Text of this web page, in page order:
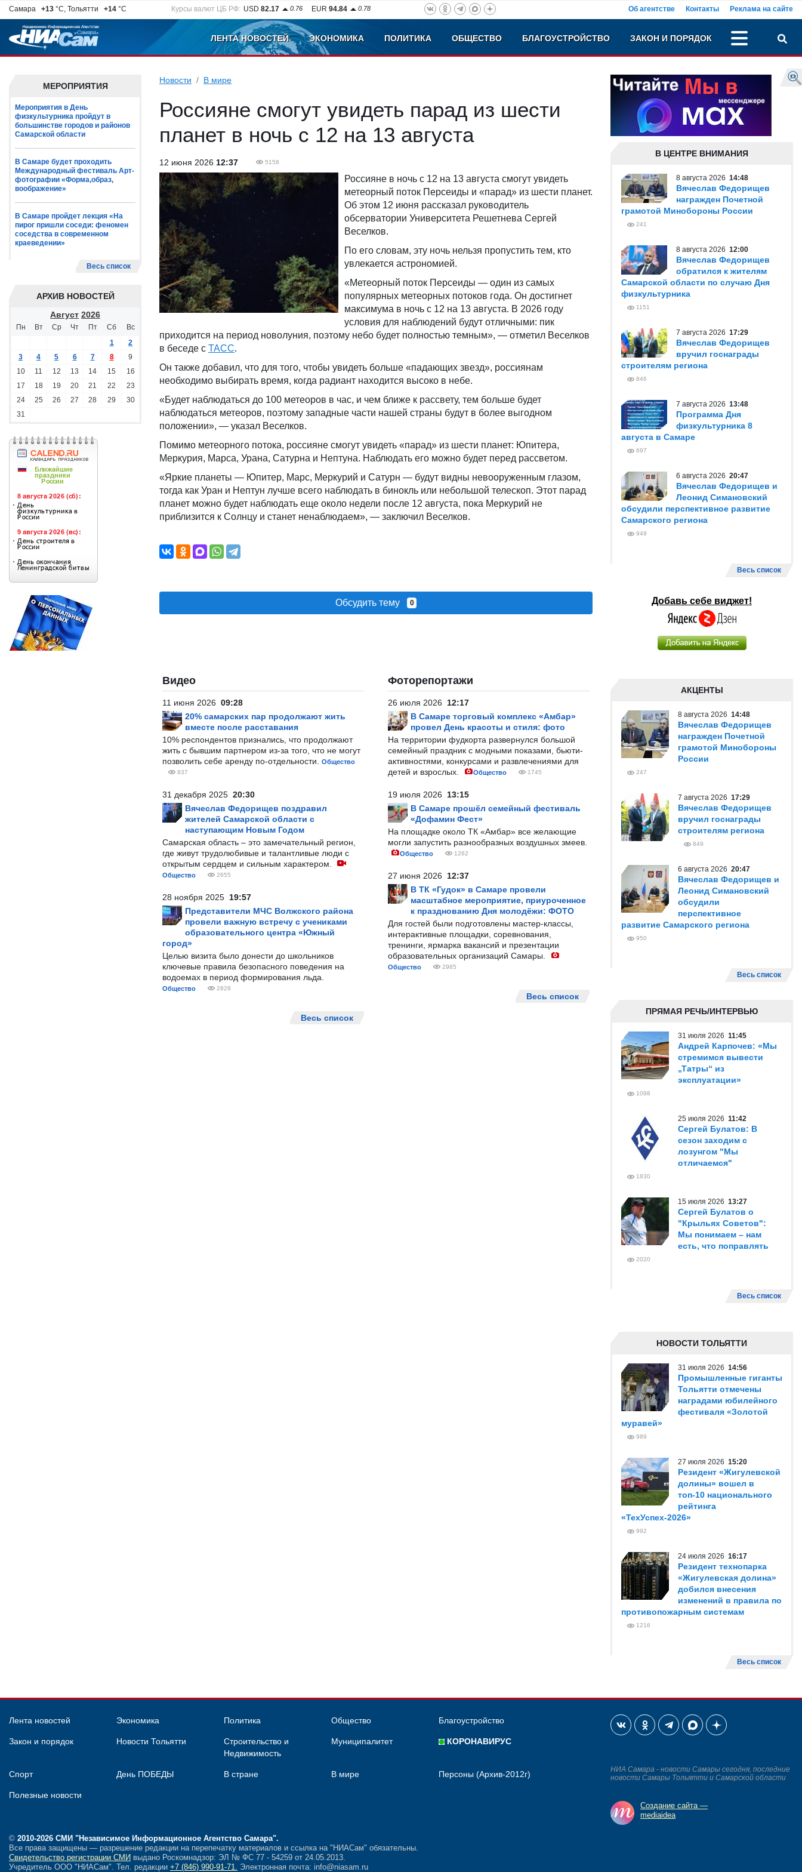
Самара +13 °C, Тольятти +14 °C Курсы валют ЦБ РФ: USD 82.17 0.76 EUR 94.84 0.78 Об агентстве Контакты Реклама на сайте
ЛЕНТА НОВОСТЕЙ ЭКОНОМИКА ПОЛИТИКА ОБЩЕСТВО БЛАГОУСТРОЙСТВО ЗАКОН И ПОРЯДОК
МЕРОПРИЯТИЯ
Мероприятия в День
физкультурника пройдут в
большинстве городов и районов
Самарской области
В Самаре будет проходить
Международный фестиваль Арт-
фотографии «Форма,образ,
воображение»
В Самаре пройдет лекция «На
пирог пришли соседи: феномен
соседства в современном
краеведении»
Весь список
АРХИВ НОВОСТЕЙ
Август 2026
Пн Вт Ср Чт Пт Сб
Вс
1
2
3
4 5 6 7 8
9
10
11 12 13 14 15
16
17
18 19 20 21 22
23
24
25 26 27 28 29
30
31
Новости В мире
Россияне смогут увидеть парад из шести
планет в ночь с 12 на 13 августа
12 июня 2026 12:37 5158
Россияне в ночь с 12 на 13 августа смогут увидеть
метеорный поток Персеиды и «парад» из шести планет.
Об этом 12 июня рассказал руководитель
обсерватории Университета Решетнева Сергей
Веселков.
По его словам, эту ночь нельзя пропустить тем, кто
увлекается астрономией.
«Метеорный поток Персеиды — один из самых
популярных метеорных потоков года. Он достигнет
максимума в ночь с 12 на 13 августа. В 2026 году
условия для наблюдений будут отличными: пик
приходится на период новолуния, поэтому небо будет полностью темным», — отметил Веселков
в беседе с ТАСС.
Он также добавил, что для того, чтобы увидеть больше «падающих звезд», россиянам
необходимо выбирать время, когда радиант находится высоко в небе.
«Будет наблюдаться до 100 метеоров в час, и чем ближе к рассвету, тем больше будет
наблюдаться метеоров, поэтому западные части нашей страны будут в более выгодном
положении», — указал Веселков.
Помимо метеорного потока, россияне смогут увидеть «парад» из шести планет: Юпитера,
Меркурия, Марса, Урана, Сатурна и Нептуна. Наблюдать его можно будет перед рассветом.
«Яркие планеты — Юпитер, Марс, Меркурий и Сатурн — будут видны невооруженным глазом,
тогда как Уран и Нептун лучше всего наблюдать в бинокль или небольшой телескоп. Этот парад
планет можно будет наблюдать еще около недели после 12 августа, пока Меркурий не
приблизится к Солнцу и станет ненаблюдаем», — заключил Веселков.
Обсудить тему 0
Видео
11 июня 2026 09:28
20% самарских пар продолжают жить
вместе после расставания
10% респондентов признались, что продолжают
жить с бывшим партнером из-за того, что не могут
позволить себе аренду по-отдельности.
Общество
837
31 декабря 2025 20:30
Вячеслав Федорищев поздравил
жителей Самарской области с
наступающим Новым Годом
Самарская область – это замечательный регион,
где живут трудолюбивые и талантливые люди с
открытым сердцем и сильным характером.
Общество 2655
28 ноября 2025 19:57
Представители МЧС Волжского района
провели важную встречу с учениками
образовательного центра «Южный
город»
Целью визита было донести до школьников
ключевые правила безопасного поведения на
водоемах в период формирования льда.
Общество 2828
Весь список
Фоторепортажи
26 июля 2026 12:17
В Самаре торговый комплекс «Амбар»
провел День красоты и стиля: фото
На территории фудкорта развернулся большой
семейный праздник с модными показами, бьюти-
активностями, конкурсами и развлечениями для
детей и взрослых.
Общество 1745
19 июля 2026 13:15
В Самаре прошёл семейный фестиваль
«Дофамин Фест»
На площадке около ТК «Амбар» все желающие
могли запустить разнообразных воздушных змеев.
Общество 1262
27 июня 2026 12:37
В ТК «Гудок» в Самаре провели
масштабное мероприятие, приуроченное
к празднованию Дня молодёжи: ФОТО
Для гостей были подготовлены мастер-классы,
интерактивные площадки, соревнования,
тренинги, ярмарка вакансий и презентации
образовательных организаций Самары.
Общество 2985
Весь список
В ЦЕНТРЕ ВНИМАНИЯ
8 августа 2026 14:48
Вячеслав Федорищев
награжден Почетной
грамотой Минобороны России
241
8 августа 2026 12:00
Вячеслав Федорищев
обратился к жителям
Самарской области по случаю Дня
физкультурника
1151
7 августа 2026 17:29
Вячеслав Федорищев
вручил госнаграды
строителям региона
846
7 августа 2026 13:48
Программа Дня
физкультурника 8
августа в Самаре
697
6 августа 2026 20:47
Вячеслав Федорищев и
Леонид Симановский
обсудили перспективное развитие
Самарского региона
949
Весь список
Добавь себе виджет!
АКЦЕНТЫ
8 августа 2026 14:48
Вячеслав Федорищев
награжден Почетной
грамотой Минобороны
России
247
7 августа 2026 17:29
Вячеслав Федорищев
вручил госнаграды
строителям региона
849
6 августа 2026 20:47
Вячеслав Федорищев и
Леонид Симановский
обсудили
перспективное
развитие Самарского региона
950
Весь список
ПРЯМАЯ РЕЧЬ/ИНТЕРВЬЮ
31 июля 2026 11:45
Андрей Карпочев: «Мы
стремимся вывести
„Татры“ из
эксплуатации»
1098
25 июля 2026 11:42
Сергей Булатов: В
сезон заходим с
лозунгом "Мы
отличаемся"
1830
15 июля 2026 13:27
Сергей Булатов о
"Крыльях Советов":
Мы понимаем – нам
есть, что поправлять
2020
Весь список
НОВОСТИ ТОЛЬЯТТИ
31 июля 2026 14:56
Промышленные гиганты
Тольятти отмечены
наградами юбилейного
фестиваля «Золотой
муравей»
989
27 июля 2026 15:20
Резидент «Жигулевской
долины» вошел в
топ-10 национального
рейтинга
«ТехУспех-2026»
992
24 июля 2026 16:17
Резидент технопарка
«Жигулевская долина»
добился внесения
изменений в правила по
противопожарным системам
1216
Весь список
Лента новостей Экономика Политика Общество Благоустройство
Закон и порядок Новости Тольятти
Строительство и
Недвижимость
Муниципалитет КОРОНАВИРУС
Спорт День ПОБЕДЫ В стране В мире Персоны (Архив-2012г)
Полезные новости
© 2010-2026 СМИ "Независимое Информационное Агентство Самара".
Все права защищены — разрешение редакции на перепечатку материалов и ссылка на "НИАСам" обязательны.
Свидетельство регистрации СМИ выдано Роскомнадзор: ЭЛ № ФС 77 - 54259 от 24.05.2013.
Учредитель ООО "НИАСам". Тел. редакции +7 (846) 990-91-71. Электронная почта: info@niasam.ru
НИА Самара - новости Самары сегодня, последние
новости Самары Тольятти и Самарской области
Создание сайта —
mediaidea